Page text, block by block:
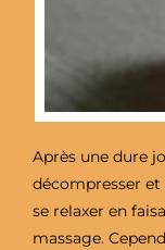
Après une dure
décompresser et
se relaxer en
massage.